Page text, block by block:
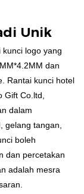
Unik
kunci logo yang
dan
Rantai kunci hotel
Gift Co.ltd,
dalam
gelang tangan,
boleh
dan percetakan
adalah mesra